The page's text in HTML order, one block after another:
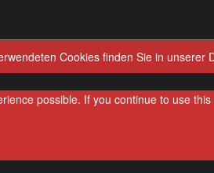
Cookies finden Sie in unserer
possible. If you continue to use